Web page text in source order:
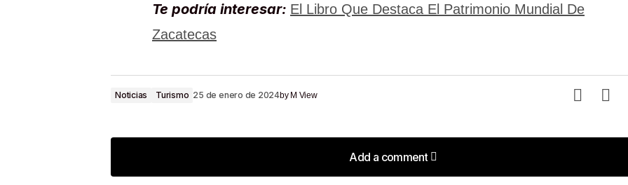
Te podría interesar: El Libro Que Destaca El Patrimonio Mundial De
Zacatecas
Noticias Turismo 25 de enero de 2024by M View
Add a comment
Add a comment